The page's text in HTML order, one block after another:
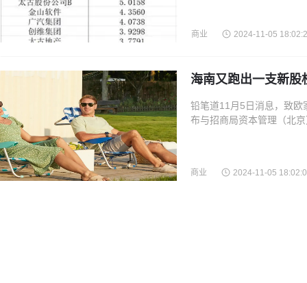
商业 2024-11-05
海南又跑出一支新股
铅笔道11月5日消息，致欧
布与招商局资本管理（北
商业 2024-11-05